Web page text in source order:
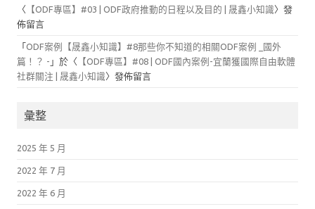
〈 【ODF專區】#03 | ODF政府推動的日程以及目的 | 晟鑫小知識〉發
佈留言
「ODF案例【晟鑫小知識】#8那些你不知道的相關ODF案例 _國外
篇！？ - 」於〈 【ODF專區】#08 | ODF國內案例-宜蘭獲國際自由軟體
社群關注 | 晟鑫小知識〉發佈留言
彙整
2025 年 5 月
2022 年 7 月
2022 年 6 月